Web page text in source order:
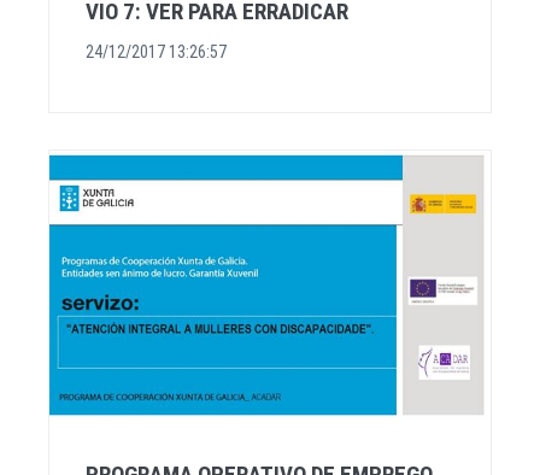
VIO 7: VER PARA ERRADICAR
24/12/2017 13:26:57